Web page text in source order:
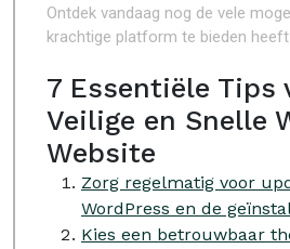
Ontdek vandaag nog de vele
krachtige platform te bieden
7 Essentiële Tips
Veilige en Snelle
Website
Zorg regelmatig voor
WordPress en de
Kies een betrouwbaar